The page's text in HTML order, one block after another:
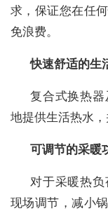
求，保证您在任
免浪费。
快速舒适的生
复合式换热
地提供生活热水
可调节的采暖
对于采暖热
现场调节，减小